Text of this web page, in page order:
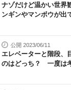
ナゾだけど温かい世
ンギンやマンボウが出
公開 2023/06/11
エレベーターと階段、
のはどっち？ 一度は